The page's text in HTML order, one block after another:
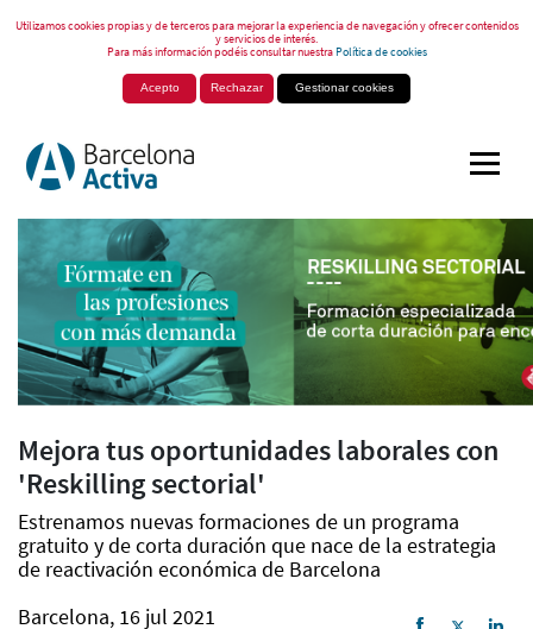
Utilizamos cookies propias y de terceros para mejorar la experiencia de navegación y ofrecer contenidos
y servicios de interés.
Para más información podéis consultar nuestraPolítica de cookies
Acepto Rechazar Gestionar cookies
Mejora tus oportunidades laborales con
'Reskilling sectorial'
Estrenamos nuevas formaciones de un programa
gratuito y de corta duración que nace de la estrategia
de reactivación económica de Barcelona
Barcelona, 16 jul 2021